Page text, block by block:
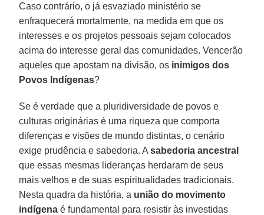
Caso contrário, o já esvaziado ministério se
enfraquecerá mortalmente, na medida em que os
interesses e os projetos pessoais sejam colocados
acima do interesse geral das comunidades. Vencerão
aqueles que apostam na divisão, os inimigos dos
Povos Indígenas?
Se é verdade que a pluridiversidade de povos e
culturas originárias é uma riqueza que comporta
diferenças e visões de mundo distintas, o cenário
exige prudência e sabedoria. Asabedoria ancestral
que essas mesmas lideranças herdaram de seus
mais velhos e de suas espiritualidades tradicionais.
Nesta quadra da história, a união do movimento
indígena é fundamental para resistir às investidas